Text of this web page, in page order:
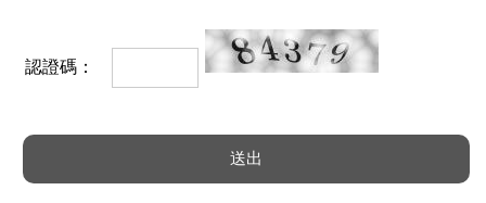
認證碼：